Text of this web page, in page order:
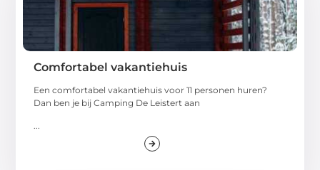
Comfortabel vakantiehuis
Een comfortabel vakantiehuis voor 11 personen huren?
Dan ben je bij Camping De Leistert aan
...